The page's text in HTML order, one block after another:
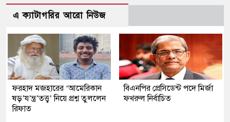
এ ক্যাটাগরির আরো নিউজ
ফরহাদ মজহারের ‘আমেরিকান
ষড়’য’ন্ত্র’তত্ত্ব’ নিয়ে প্রশ্ন তুললেন
রিফাত
বিএনপির প্রেসিডেন্ট পদে মির্জা
ফখরুল নির্বাচিত